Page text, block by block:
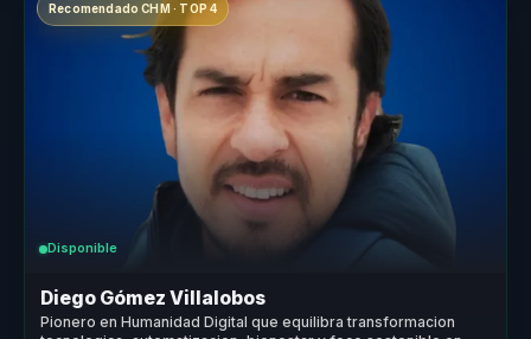
Recomendado CHM · TOP 4
Disponible
Diego Gómez Villalobos
Pionero en Humanidad Digital que equilibra transformacion